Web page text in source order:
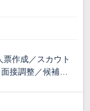
票作成／スカウト
面接調整／候補…